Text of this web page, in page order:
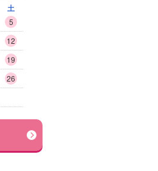
土
5
12
19
26